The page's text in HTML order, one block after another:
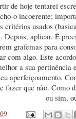
de hoje tentarei
o incoerente;
critérios usados
Depois, aplicar. É
grafemas para
com algo. Este
a sua pertinência
aperfeiçoamento.
fazer que não. Como
ou sim,